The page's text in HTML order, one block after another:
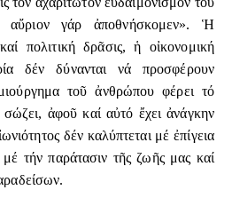
αὔριον γάρ ἀποθνήσκομεν». Ἡ
πολιτική δρᾶσις, ἡ οἰκονομική
δέν δύνανται νά προσφέρουν
τοῦ ἀνθρώπου φέρει τό
ἀφοῦ καί αὐτό ἔχει ἀνάγκην
δέν καλύπτεται μέ ἐπίγεια
μέ τήν παράτασιν τῆς ζωῆς μας καί